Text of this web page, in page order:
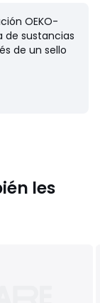
60 cm (3
OEKO-
de sustancias
de un sello
les